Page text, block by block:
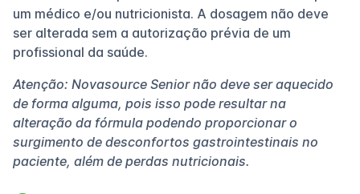
um médico e/ou nutricionista. A dosagem não deve
ser alterada sem a autorização prévia de um
profissional da saúde.
Atenção: Novasource Senior não deve ser aquecido
de forma alguma, pois isso pode resultar na
alteração da fórmula podendo proporcionar o
surgimento de desconfortos gastrointestinais no
paciente, além de perdas nutricionais.